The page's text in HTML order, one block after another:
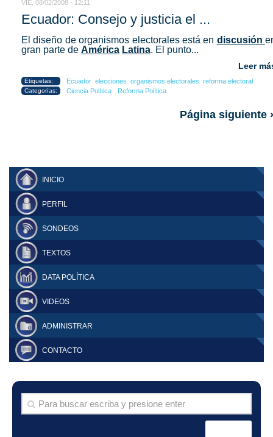
VIE, 08/02/2008 - 12:11
Ecuador: Consejo y justicia el ...
El diseño de organismos electorales está en discusión
gran parte de América Latina. El punto...
Leer
Etiquetas: Ecuador elecciones organismos electorales reforma electoral
Categorías: Ciencia Política Reforma Política
Página siguiente
INICIO
PERFIL
SONDEOS
TEXTOS
DATA POLÍTICA
VIDEOS
ADMINISTRAR
CONTACTO